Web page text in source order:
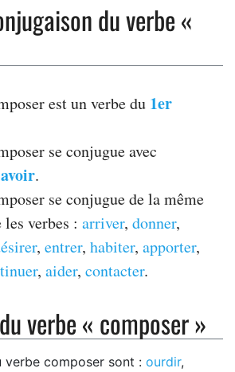
du verbe «
est un verbe du 1er
se conjugue avec
avoir.
se conjugue de la même
verbes : arriver, donner,
, entrer, habiter, apporter,
, aider, contacter.
verbe « composer »
verbe composer sont : ourdir,